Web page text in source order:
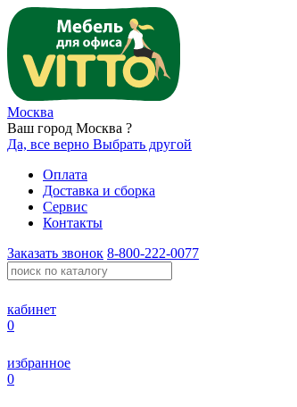
Москва
Ваш город Москва ?
Да, все верно Выбрать другой
Оплата
Доставка и сборка
Сервис
Контакты
Заказать звонок 8-800-222-0077
кабинет
0
избранное
0